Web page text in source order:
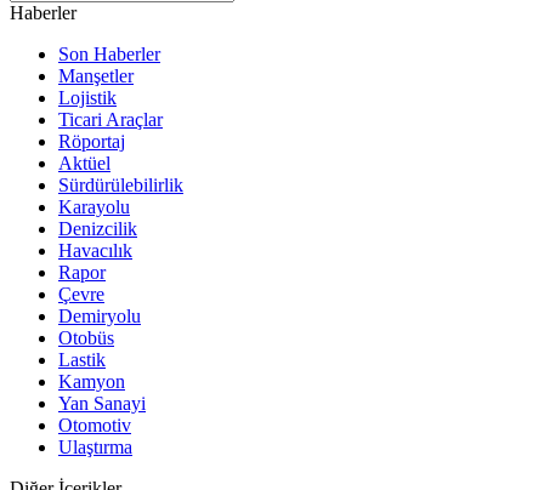
Haberler
Son Haberler
Manşetler
Lojistik
Ticari Araçlar
Röportaj
Aktüel
Sürdürülebilirlik
Karayolu
Denizcilik
Havacılık
Rapor
Çevre
Demiryolu
Otobüs
Lastik
Kamyon
Yan Sanayi
Otomotiv
Ulaştırma